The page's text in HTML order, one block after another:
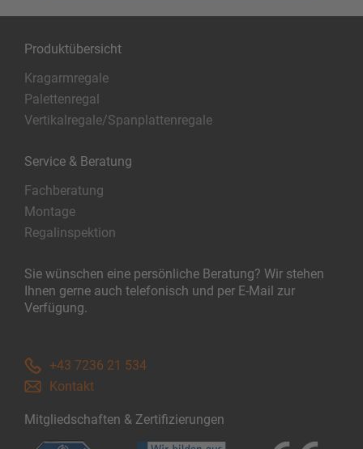
Produktübersicht
Kragarmregale
Palettenregal
Vertikalregale/Spanplattenregale
Service & Beratung
Fachberatung
Montage
Regalinspektion
Sie wünschen eine persönliche Beratung? Wir stehen
Ihnen gerne auch telefonisch und per E-Mail zur
Verfügung.
+43 7236 21 534
Kontakt
Mitgliedschaften & Zertifizierungen